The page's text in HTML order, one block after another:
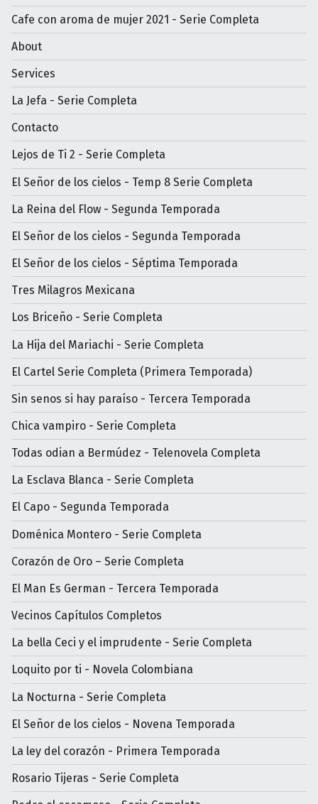
Cafe con aroma de mujer 2021 - Serie Completa
About
Services
La Jefa - Serie Completa
Contacto
Lejos de Ti 2 - Serie Completa
El Señor de los cielos - Temp 8 Serie Completa
La Reina del Flow - Segunda Temporada
El Señor de los cielos - Segunda Temporada
El Señor de los cielos - Séptima Temporada
Tres Milagros Mexicana
Los Briceño - Serie Completa
La Hija del Mariachi - Serie Completa
El Cartel Serie Completa (Primera Temporada)
Sin senos si hay paraíso - Tercera Temporada
Chica vampiro - Serie Completa
Todas odian a Bermúdez - Telenovela Completa
La Esclava Blanca - Serie Completa
El Capo - Segunda Temporada
Doménica Montero - Serie Completa
Corazón de Oro – Serie Completa
El Man Es German - Tercera Temporada
Vecinos Capítulos Completos
La bella Ceci y el imprudente - Serie Completa
Loquito por ti - Novela Colombiana
La Nocturna - Serie Completa
El Señor de los cielos - Novena Temporada
La ley del corazón - Primera Temporada
Rosario Tijeras - Serie Completa